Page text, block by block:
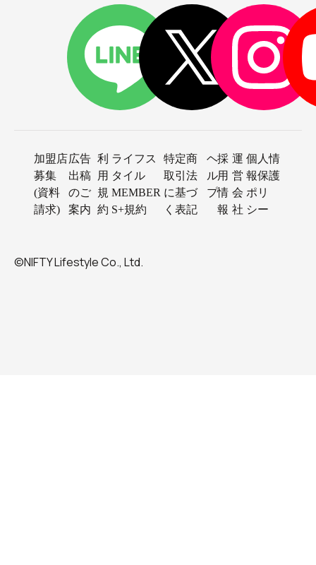
加盟店
募集
(資料
請求)
広告
出稿
のご
案内
利
用
規
約
ライフス
タイル
MEMBER
S+規約
特定商
取引法
に基づ
く表記
ヘ
ル
プ
採
用
情
報
運
営
会
社
個人情
報保護
ポリ
シー
©NIFTY Lifestyle Co., Ltd.